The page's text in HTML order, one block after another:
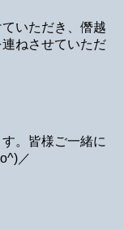
いただき、僭越
ねさせていただ
。皆様ご一緒に
／